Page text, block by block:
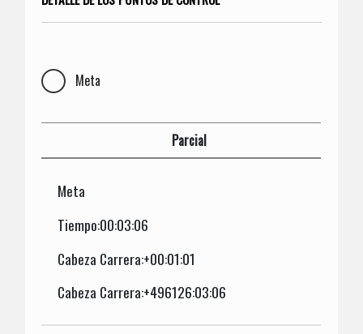
Meta
Parcial
Meta
Tiempo:00:03:06
Cabeza Carrera:+00:01:01
Cabeza Carrera:+496126:03:06